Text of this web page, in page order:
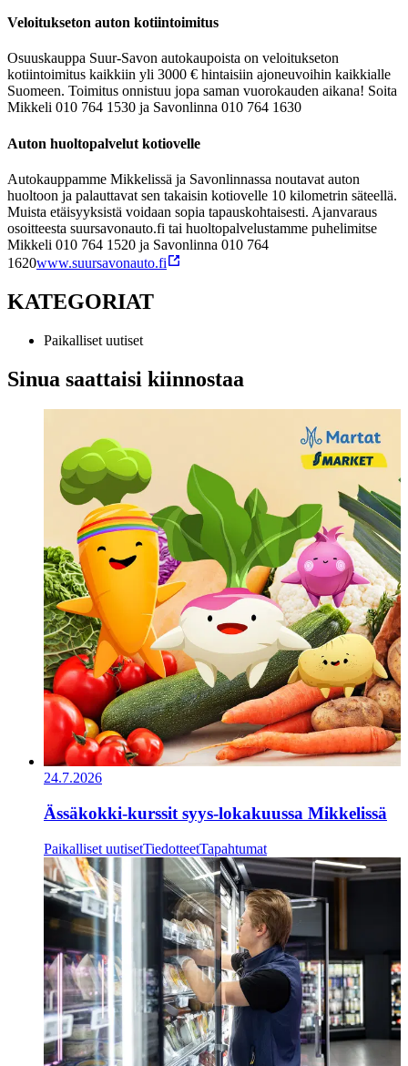
Veloitukseton auton kotiintoimitus
Osuuskauppa Suur-Savon autokaupoista on veloitukseton
kotiintoimitus kaikkiin yli 3000 € hintaisiin ajoneuvoihin kaikkialle
Suomeen. Toimitus onnistuu jopa saman vuorokauden aikana! Soita
Mikkeli 010 764 1530 ja Savonlinna 010 764 1630
Auton huoltopalvelut kotiovelle
Autokauppamme Mikkelissä ja Savonlinnassa noutavat auton
huoltoon ja palauttavat sen takaisin kotiovelle 10 kilometrin säteellä.
Muista etäisyyksistä voidaan sopia tapauskohtaisesti. Ajanvaraus
osoitteesta suursavonauto.fi tai huoltopalvelustamme puhelimitse
Mikkeli 010 764 1520 ja Savonlinna 010 764
1620www.suursavonauto.fi
KATEGORIAT
Paikalliset uutiset
Sinua saattaisi kiinnostaa
24.7.2026
Ässäkokki-kurssit syys-lokakuussa Mikkelissä
Paikalliset uutisetTiedotteetTapahtumat